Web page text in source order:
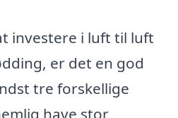
investere i luft til luft
er det en god
tre forskellige
have stor